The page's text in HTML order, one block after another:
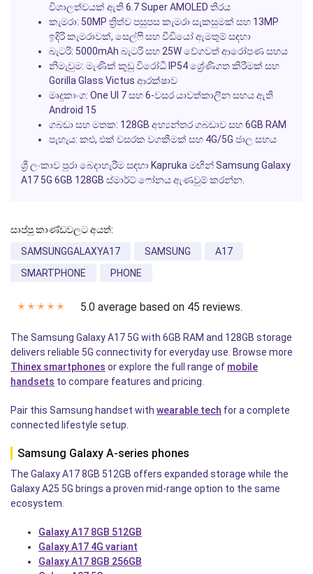
විශාලත්වයක් ඇති 6.7 Super AMOLED තිරය
කැමරා: 50MP ත්‍රිත්ව පසුපස කැමරා සැකසුමක් සහ 13MP
ඉදිරි කැමරාවක්, සෙල්ෆි සහ වීඩියෝ ඇමතුම් සඳහා
බැටරි: 5000mAh බැටරි සහ 25W වේගවත් ආරෝපණ සහය
නිමැවුම: මැණික් කුඩු විරෝධී IP54 ශ්‍රේණිගත කිරීමක් සහ
Gorilla Glass Victus ආරක්ෂාව
මෘදුකාංග: One UI 7 සහ 6-වසර යාවත්කාලීන සහය ඇති
Android 15
ගබඩා සහ මතක: 128GB අභ්‍යන්තර ගබඩාව සහ 6GB RAM
පැහැය: කළු, එක් වසරක වගකීමක් සහ 4G/5G ජාල සහය
ශ්‍රී ලංකාව පුරා බෙදාහැරීම සඳහා Kapruka මඟින් Samsung Galaxy
A17 5G 6GB 128GB ස්මාර්ට් ෆෝනය ඇණවුම් කරන්න.
සාප්පු කාණ්ඩවලට අයත්:
SAMSUNGGALAXYA17
SAMSUNG
A17
SMARTPHONE
PHONE
✭ ✭ ✭ ✭ ✭ 5.0 average based on 45 reviews.
The Samsung Galaxy A17 5G with 6GB RAM and 128GB storage
delivers reliable 5G connectivity for everyday use. Browse more
Thinex smartphones or explore the full range of mobile
handsets to compare features and pricing.
Pair this Samsung handset with wearable tech for a complete
connected lifestyle setup.
Samsung Galaxy A-series phones
The Galaxy A17 8GB 512GB offers expanded storage while the
Galaxy A25 5G brings a proven mid-range option to the same
ecosystem.
Galaxy A17 8GB 512GB
Galaxy A17 4G variant
Galaxy A17 8GB 256GB